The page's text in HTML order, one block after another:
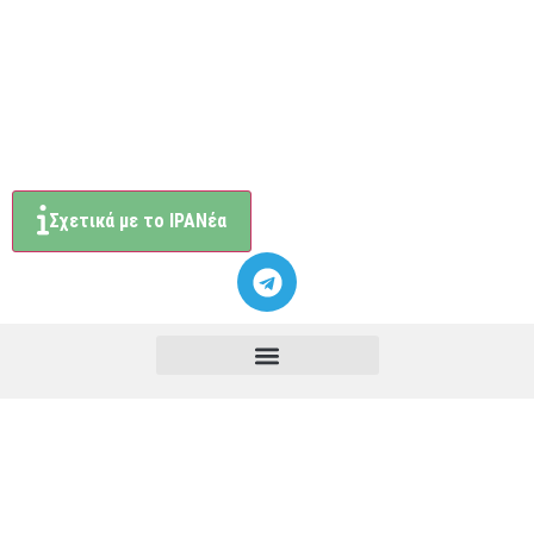
Σχετικά με το ΙΡΑΝέα